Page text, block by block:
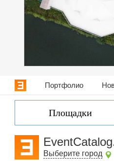
Портфолио
Площадки
Выберите город